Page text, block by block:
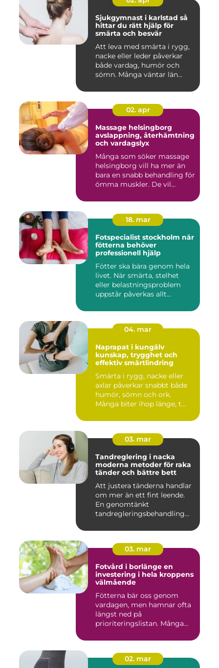
Sjukgymnast i karlstad så
hittar du rätt hjälp för
smärta och besvär
Att leva med smärta i rygg,
nacke eller leder påverkar
både vardag, humör och
sömn. Många väntar län...
02. apr
Massage helsingborg
avslappning, återhämtning
och vardagslyx
Många som söker massage
helsingborg vill ha mer än
bara en snabb behandling för
ömma muskler. De vil...
18. mar
Fotspecialist stockholm när
fötterna behöver
professionell hjälp
Fötter ska bära genom hela
livet. När smärta, stelhet
eller belastningsproblem
uppstår påverkas allt...
04. mar
Naprapat i kungälv
kunskap, trygghet och
effektiv smärtlindring
Smärta i rygg, nacke eller
axlar påverkar snabbt både
humör, sömn och ork.
Många biter ihop länge, t...
03. mar
Tandreglering i nacka
moderna metoder för raka
tänder och bättre bett
Att justera tänderna handlar
om mer än ett fint leende.
En genomtänkt
tandregleringsbehandling
03. mar
Fotvård i borlänge en
investering i hela kroppens
välmående
Fötterna bär oss genom
vardagen, men hamnar ofta
längst ned på
prioriteringslistan. Många
02. mar